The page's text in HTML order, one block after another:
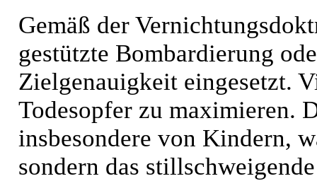
Gemäß der
gestützte Bombardierung
Zielgenauigkeit eingesetzt.
Todesopfer zu maximieren.
insbesondere von Kindern,
sondern das